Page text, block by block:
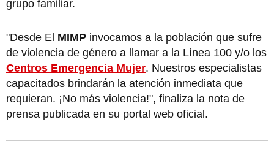
grupo familiar.
"Desde El MIMP invocamos a la población que sufre
de violencia de género a llamar a la Línea 100 y/o los
Centros Emergencia Mujer. Nuestros especialistas
capacitados brindarán la atención inmediata que
requieran. ¡No más violencia!", finaliza la nota de
prensa publicada en su portal web oficial.